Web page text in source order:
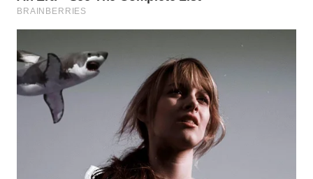
SUBANG
SUKABUMI
WN
PURWAKARTA